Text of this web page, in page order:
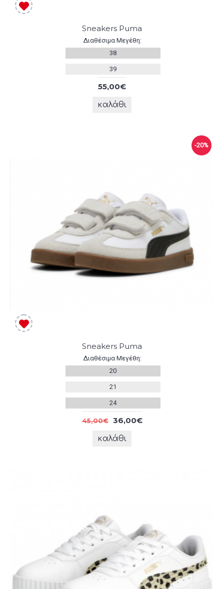
Sneakers Puma
Διαθέσιμα Μεγέθη:
38
39
55,00€
καλάθι
-20%
Sneakers Puma
Διαθέσιμα Μεγέθη:
20
21
24
45,00€ 36,00€
καλάθι